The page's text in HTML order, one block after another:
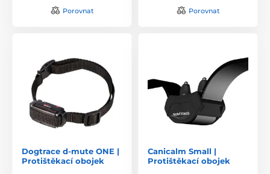
Porovnat Porovnat
Dogtrace d-mute ONE |
Protištěkací obojek
Canicalm Small |
Protištěkací obojek